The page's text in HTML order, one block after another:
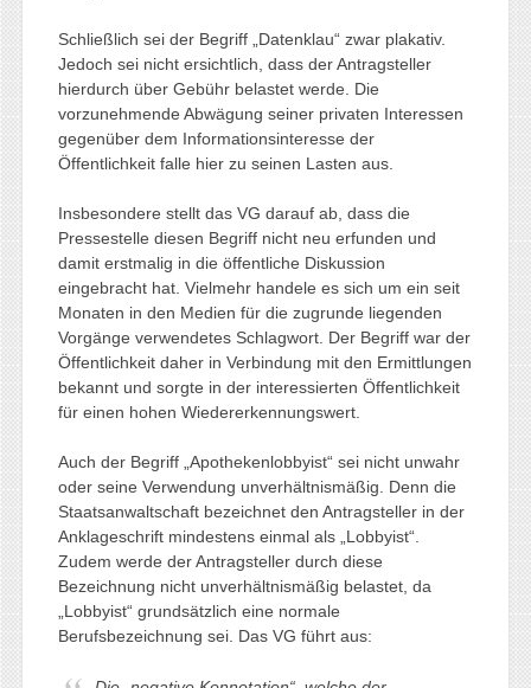
Schließlich sei der Begriff „Datenklau“ zwar plakativ.
Jedoch sei nicht ersichtlich, dass der Antragsteller
hierdurch über Gebühr belastet werde. Die
vorzunehmende Abwägung seiner privaten Interessen
gegenüber dem Informationsinteresse der
Öffentlichkeit falle hier zu seinen Lasten aus.
Insbesondere stellt das VG darauf ab, dass die
Pressestelle diesen Begriff nicht neu erfunden und
damit erstmalig in die öffentliche Diskussion
eingebracht hat. Vielmehr handele es sich um ein seit
Monaten in den Medien für die zugrunde liegenden
Vorgänge verwendetes Schlagwort. Der Begriff war der
Öffentlichkeit daher in Verbindung mit den Ermittlungen
bekannt und sorgte in der interessierten Öffentlichkeit
für einen hohen Wiedererkennungswert.
Auch der Begriff „Apothekenlobbyist“ sei nicht unwahr
oder seine Verwendung unverhältnismäßig. Denn die
Staatsanwaltschaft bezeichnet den Antragsteller in der
Anklageschrift mindestens einmal als „Lobbyist“.
Zudem werde der Antragsteller durch diese
Bezeichnung nicht unverhältnismäßig belastet, da
„Lobbyist“ grundsätzlich eine normale
Berufsbezeichnung sei. Das VG führt aus: